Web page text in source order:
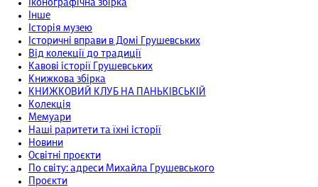
Іконографічна збірка
Інше
Історія музею
Історичні вправи в Домі Грушевських
Від колекції до традиції
Кавові історії Грушевських
Книжкова збірка
КНИЖКОВИЙ КЛУБ НА ПАНЬКІВСЬКІЙ
Колекція
Мемуари
Наші раритети та їхні історії
Новини
Освітні проєкти
По світу: адреси Михайла Грушевського
Проєкти